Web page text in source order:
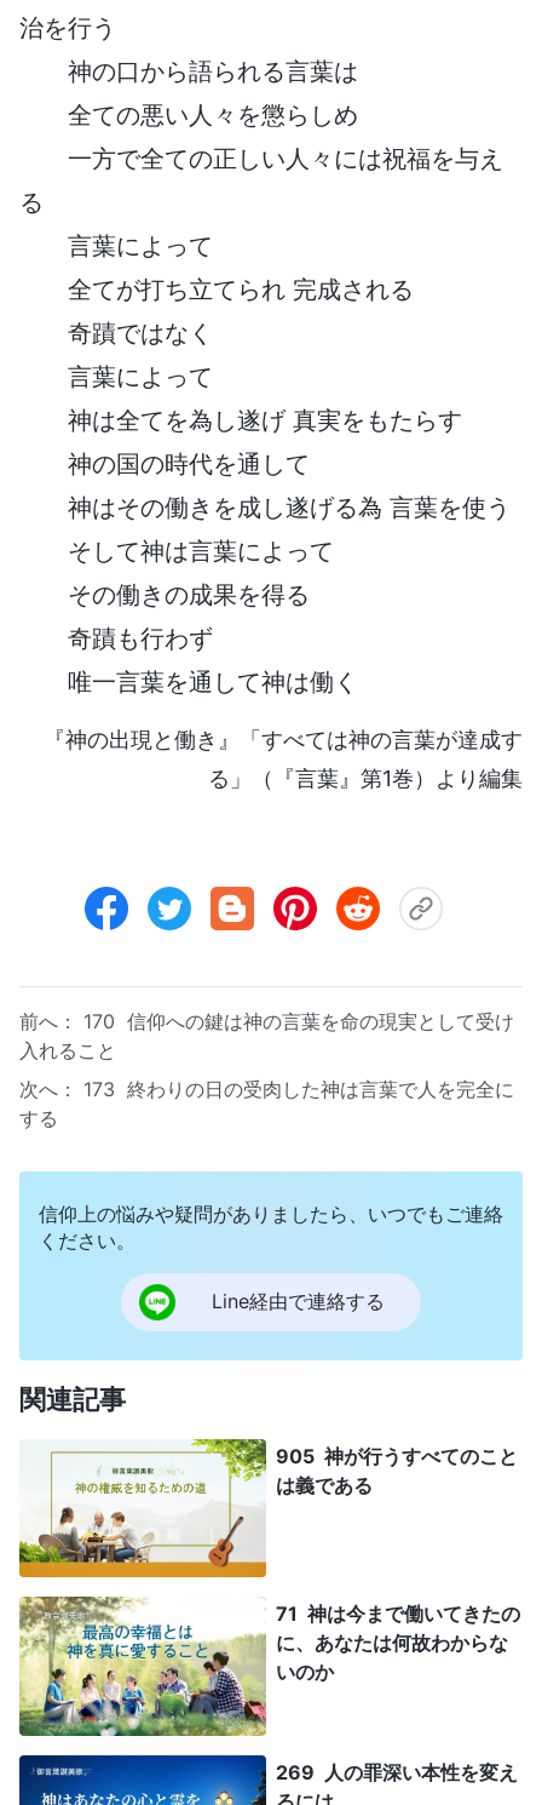
治を行う
神の口から語られる言葉は
全ての悪い人々を懲らしめ
一方で全ての正しい人々には祝福を与え
る
言葉によって
全てが打ち立てられ 完成される
奇蹟ではなく
言葉によって
神は全てを為し遂げ 真実をもたらす
神の国の時代を通して
神はその働きを成し遂げる為 言葉を使う
そして神は言葉によって
その働きの成果を得る
奇蹟も行わず
唯一言葉を通して神は働く
『神の出現と働き』「すべては神の言葉が達成す
る」（『言葉』第1巻）より編集
前へ： 170 信仰への鍵は神の言葉を命の現実として受け
入れること
次へ： 173 終わりの日の受肉した神は言葉で人を完全に
する
信仰上の悩みや疑問がありましたら、いつでもご連絡
ください。
Line経由で連絡する
関連記事
905 神が行うすべてのこと
は義である
71 神は今まで働いてきたの
に、あなたは何故わからな
いのか
269 人の罪深い本性を変え